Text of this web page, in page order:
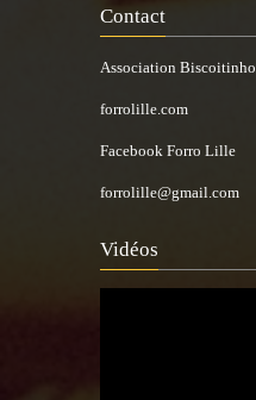
Contact
Association Biscoitinho
forrolille.com
Facebook Forro Lille
forrolille@gmail.com
Vidéos